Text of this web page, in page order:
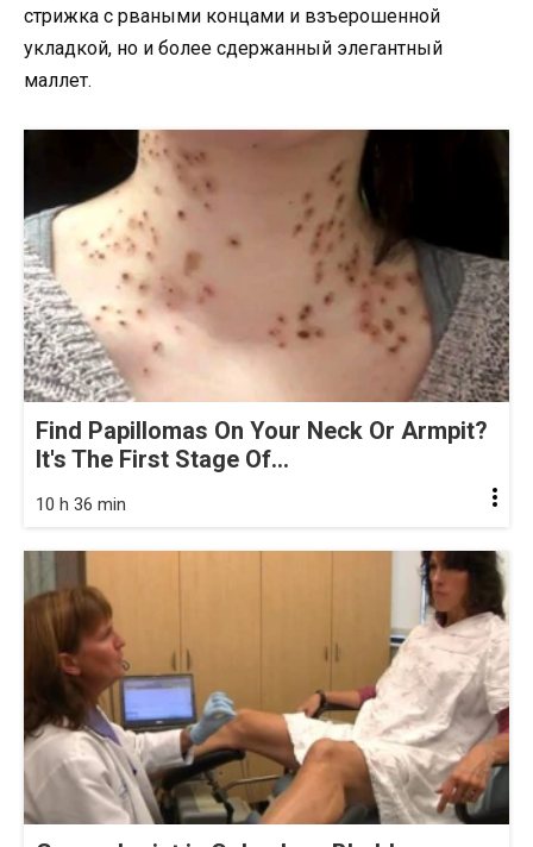
стрижка с рваными концами и взъерошенной
укладкой, но и более сдержанный элегантный
маллет.
Find Papillomas On Your Neck Or Armpit?
It's The First Stage Of...
10 h 36 min